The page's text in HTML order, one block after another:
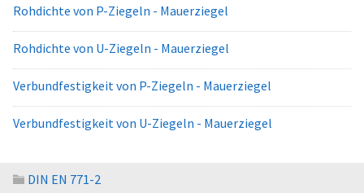
Rohdichte von P-Ziegeln - Mauerziegel
Rohdichte von U-Ziegeln - Mauerziegel
Verbundfestigkeit von P-Ziegeln - Mauerziegel
Verbundfestigkeit von U-Ziegeln - Mauerziegel
DIN EN 771-2